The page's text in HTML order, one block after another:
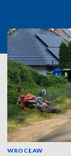
WROCŁAW